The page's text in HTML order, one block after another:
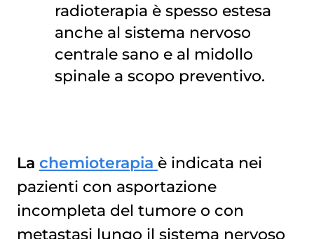
radioterapia è spesso estesa
anche al sistema nervoso
centrale sano e al midollo
spinale a scopo preventivo.
La chemioterapia è indicata nei
pazienti con asportazione
incompleta del tumore o con
metastasi lungo il sistema nervoso